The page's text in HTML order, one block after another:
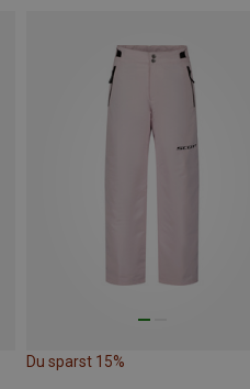
Du sparst 15%